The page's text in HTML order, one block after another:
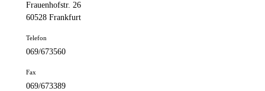
Frauenhofstr. 26
60528 Frankfurt
Telefon
069/673560
Fax
069/673389